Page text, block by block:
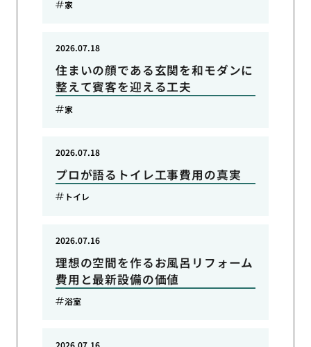
家
住まいの顔である玄関を和モダンに
整えて賓客を迎える工夫
2026.07.18
家
プロが語るトイレ工事費用の真実
2026.07.18
トイレ
理想の空間を作るお風呂リフォーム
費用と最新設備の価値
2026.07.16
浴室
2026.07.16